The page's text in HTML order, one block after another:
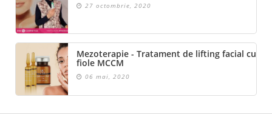
27 octombrie, 2020
Mezoterapie - Tratament de lifting facial cu
fiole MCCM
06 mai, 2020